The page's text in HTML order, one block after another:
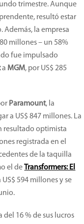
trimestre. Aunque
resultó estar
Además, la empresa
millones – un 58%
fue impulsado
a MGM, por US$ 285
Paramount, la
a US$ 847 millones. La
resultado optimista
registrada en el
de la taquilla
el deTransformers: El
594 millones y se
del 16 % de sus lucros